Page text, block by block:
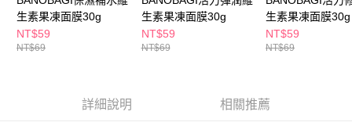
結帳頁面，進行簡訊認證並確認金額後，即可完成結帳。
２．訂單成立數日內，您將收到繳費通知簡訊。
３．收到繳費通知簡訊後14天內，點擊此簡訊中的連結，可透過四大超商／
ATM／網路銀行／等多元方式進行付款，方視為交易完成。
※ 交易是否成功請以「AFTEE先享後付 」之結帳頁面顯示為準，若有關於
付款後全家取貨
每筆NT$65，滿NT$390(含以上)免運費
萊爾富取貨付款
付款後萊爾富取貨
生素果凍面膜30g
NT$59
NT$69
生素果凍面膜30g
NT$59
NT$69
生素果凍面膜30g
NT$59
NT$69
詳細說明 相關推薦